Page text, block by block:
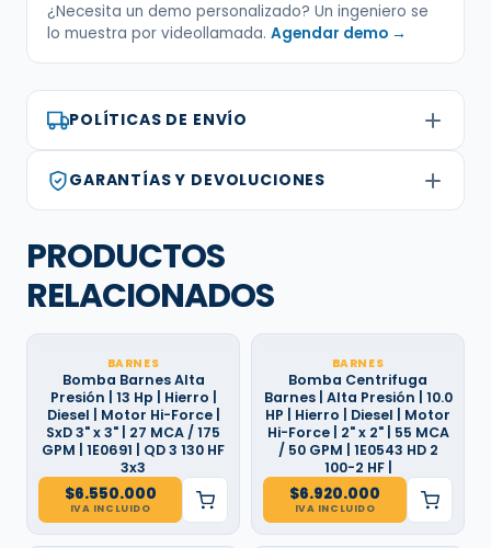
¿Necesita un demo personalizado? Un ingeniero se
lo muestra por videollamada. Agendar demo →
POLÍTICAS DE ENVÍO
GARANTÍAS Y DEVOLUCIONES
PRODUCTOS
RELACIONADOS
BARNES
Bomba Barnes Alta
Presión | 13 Hp | Hierro |
Diesel | Motor Hi-Force |
SxD 3" x 3" | 27 MCA / 175
GPM | 1E0691 | QD 3 130 HF
3x3
$6.550.000
IVA INCLUIDO
BARNES
Bomba Centrifuga
Barnes | Alta Presión | 10.0
HP | Hierro | Diesel | Motor
Hi-Force | 2" x 2" | 55 MCA
/ 50 GPM | 1E0543 HD 2
100-2 HF |
$6.920.000
IVA INCLUIDO